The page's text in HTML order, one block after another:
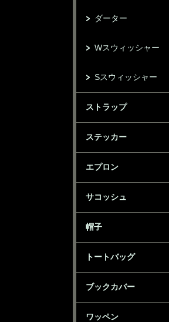
ダーター
Wスウィッシャー
Sスウィッシャー
ストラップ
ステッカー
エプロン
サコッシュ
帽子
トートバッグ
ブックカバー
ワッペン